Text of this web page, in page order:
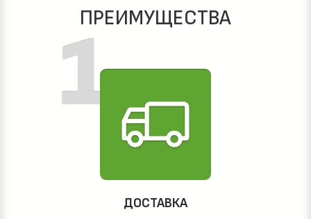
ПРЕИМУЩЕСТВА
ДОСТАВКА